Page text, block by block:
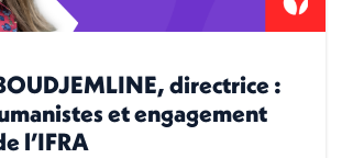
directrice :
et engagement
l’IFRA